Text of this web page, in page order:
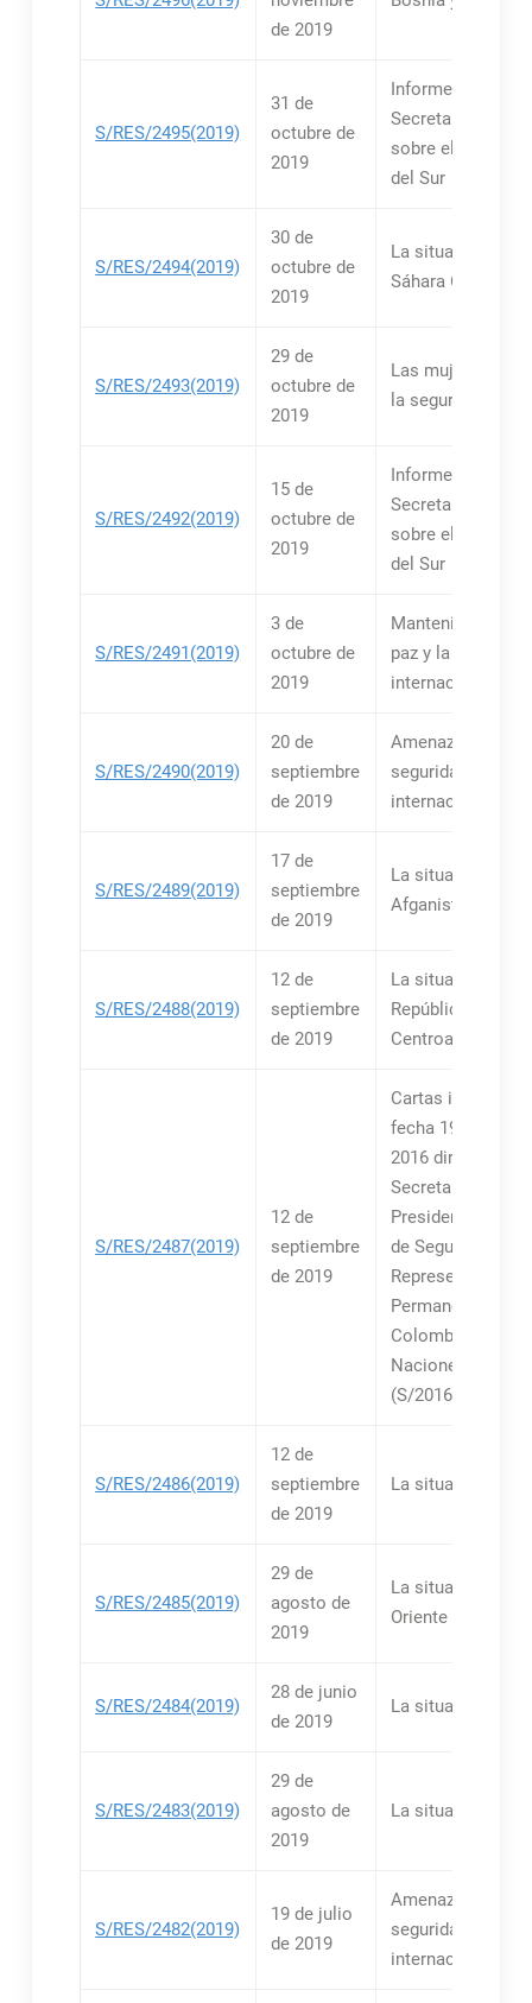
de 2019
S/RES/2495(2019)
31 de
octubre de
2019
Informes del
Secretario
sobre el Sudán y
del Sur
S/RES/2494(2019)
30 de
octubre de
2019
La situación
Sáhara
S/RES/2493(2019)
29 de
octubre de
2019
Las mujeres y la
la seguridad
S/RES/2492(2019)
15 de
octubre de
2019
Informes del
Secretario
sobre el Sudán y
del Sur
S/RES/2491(2019)
3 de
octubre de
2019
Mantenimiento
paz y la seguridad
internacionales
S/RES/2490(2019)
20 de
septiembre
de 2019
Amenazas a la
seguridad
internacionales
S/RES/2489(2019)
17 de
septiembre
de 2019
La situación en el
Afganistán
S/RES/2488(2019)
12 de
septiembre
de 2019
La situación en la
República
Centroafricana
S/RES/2487(2019)
12 de
septiembre
de 2019
Cartas idénticas
fecha 19 de
2016 dirigidas al
Secretario
Presidente del
de Seguridad por
Representante
Permanente de
Colombia ante
Naciones Unidas
(S/2016/53)
S/RES/2486(2019)
12 de
septiembre
de 2019
La situación en
S/RES/2485(2019)
29 de
agosto de
2019
La situación en el
Oriente Medio
S/RES/2484(2019)
28 de junio
de 2019
La situación en
S/RES/2483(2019)
29 de
agosto de
2019
La situación en
S/RES/2482(2019)
19 de julio
de 2019
Amenazas a la
seguridad
internacionales